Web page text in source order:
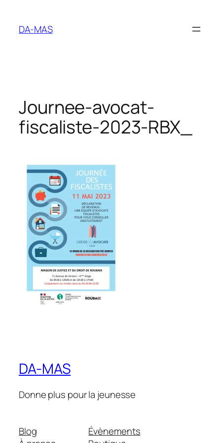
contenu
DA-MAS
Journee-avocat-
fiscaliste-2023-RBX_
DA-MAS
Donne plus pour la jeunesse
Blog
Évènements